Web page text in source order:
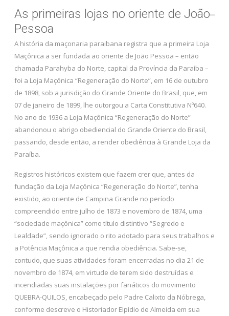
As primeiras lojas no oriente de João
Pessoa
A história da maçonaria paraibana registra que a primeira Loja
Maçônica a ser fundada ao oriente de João Pessoa – então
chamada Parahyba do Norte, capital da Província da Paraíba –
foi a Loja Maçônica “Regeneração do Norte”, em 16 de outubro
de 1898, sob a jurisdição do Grande Oriente do Brasil, que, em
07 de janeiro de 1899, lhe outorgou a Carta Constitutiva Nº640.
No ano de 1936 a Loja Maçônica “Regeneração do Norte”
abandonou o abrigo obediencial do Grande Oriente do Brasil,
passando, desde então, a render obediência à Grande Loja da
Paraíba.
Registros históricos existem que fazem crer que, antes da
fundação da Loja Maçônica “Regeneração do Norte”, tenha
existido, ao oriente de Campina Grande no período
compreendido entre julho de 1873 e novembro de 1874, uma
“sociedade maçônica” como título distintivo “Segredo e
Lealdade”, sendo ignorado o rito adotado para seus trabalhos e
a Potência Maçônica a que rendia obediência. Sabe-se,
contudo, que suas atividades foram encerradas no dia 21 de
novembro de 1874, em virtude de terem sido destruídas e
incendiadas suas instalações por fanáticos do movimento
QUEBRA-QUILOS, encabeçado pelo Padre Calixto da Nóbrega,
conforme descreve o Historiador Elpídio de Almeida em sua